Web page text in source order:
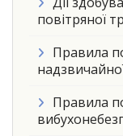
повітряної
Правила
Правила